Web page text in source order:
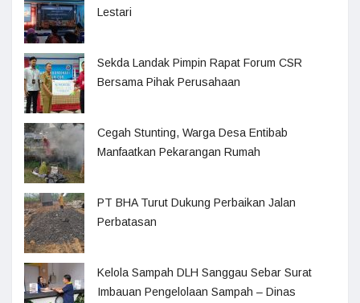
Lestari
Sekda Landak Pimpin Rapat Forum CSR
Bersama Pihak Perusahaan
Cegah Stunting, Warga Desa Entibab
Manfaatkan Pekarangan Rumah
PT BHA Turut Dukung Perbaikan Jalan
Perbatasan
Kelola Sampah DLH Sanggau Sebar Surat
Imbauan Pengelolaan Sampah – Dinas